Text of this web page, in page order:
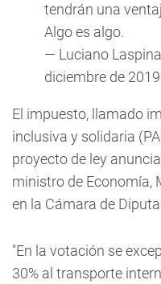
tendrán una
Algo es algo.
— Luciano
diciembre de 2019
El impuesto, llamado
inclusiva y solidaria
proyecto de ley
ministro de Economía,
en la Cámara de
"En la votación se
30% al transporte